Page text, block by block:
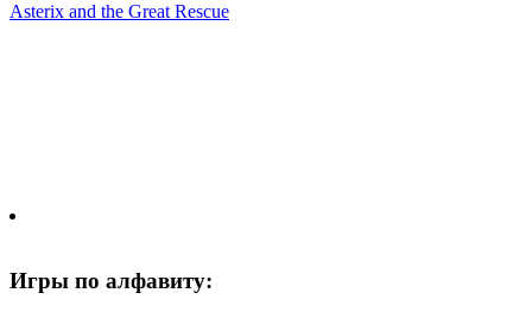
Asterix and the Great Rescue
Игры по алфавиту: